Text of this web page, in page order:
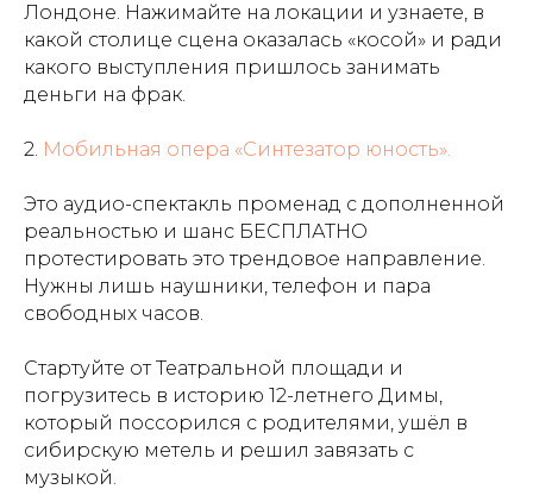
Лондоне. Нажимайте на локации и узнаете, в
какой столице сцена оказалась «косой» и ради
какого выступления пришлось занимать
деньги на фрак.
2. Мобильная опера «Синтезатор юность».
Это аудио-спектакль променад с дополненной
реальностью и шанс БЕСПЛАТНО
протестировать это трендовое направление.
Нужны лишь наушники, телефон и пара
свободных часов.
Стартуйте от Театральной площади и
погрузитесь в историю 12-летнего Димы,
который поссорился с родителями, ушёл в
сибирскую метель и решил завязать с
музыкой.